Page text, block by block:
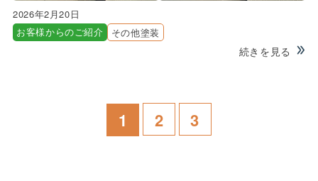
2026年2月20日
お客様からのご紹介
その他塗装
続きを見る
1 2 3